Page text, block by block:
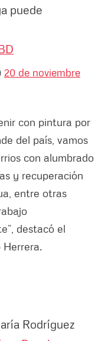
puede
20 de noviembre
con pintura por
del país, vamos
con alumbrado
y recuperación
entre otras
destacó el
Rodríguez